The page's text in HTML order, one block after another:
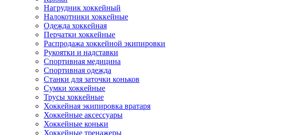
Нагрудник хоккейный
Налокотники хоккейные
Одежда хоккейная
Перчатки хоккейные
Распродажа хоккейной экипировки
Рукоятки и надставки
Спортивная медицина
Спортивная одежда
Станки для заточки коньков
Сумки хоккейные
Трусы хоккейные
Хоккейная экипировка вратаря
Хоккейные аксессуары
Хоккейные коньки
Хоккейные тренажеры